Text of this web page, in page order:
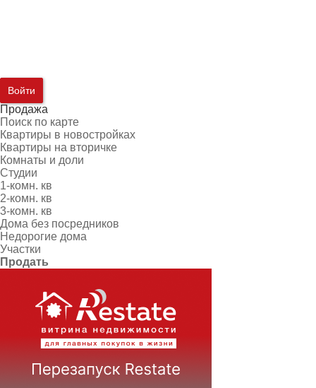
Войти
Продажа
Поиск по карте
Квартиры в новостройках
Квартиры на вторичке
Комнаты и доли
Студии
1-комн. кв
2-комн. кв
3-комн. кв
Дома без посредников
Недорогие дома
Участки
Продать